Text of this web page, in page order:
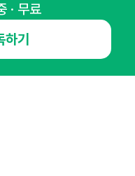
· 무료
기